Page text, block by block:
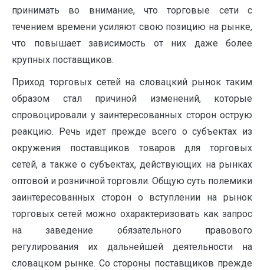
принимать во внимание, что торговые сети с
течением времени усиляют свою позицию на рынке,
что повышает зависимость от них даже более
крупных поставщиков.
Приход торговых сетей на словацкий рынок таким
образом стал причиной изменений, которые
спровоцировали у заинтересованных сторон острую
реакцию. Речь идет прежде всего о субъектах из
окружения поставщиков товаров для торговых
сетей, а также о субъектах, действующих на рынках
оптовой и розничной торговли. Общую суть полемики
заинтересованных сторон о вступлении на рынок
торговых сетей можно охарактеризовать как запрос
на заведение обязательного правового
регулирования их дальнейшей деятельности на
словацком рынке. Со стороны поставщиков прежде